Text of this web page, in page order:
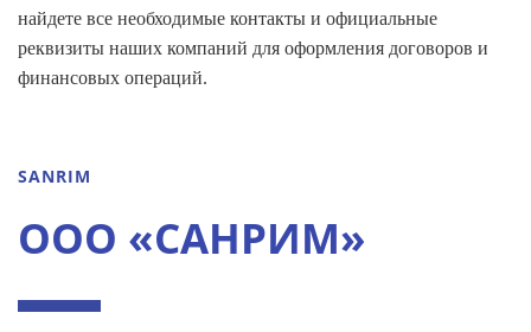
найдете все необходимые контакты и официальные
реквизиты наших компаний для оформления договоров и
финансовых операций.
SANRIM
ООО «САНРИМ»